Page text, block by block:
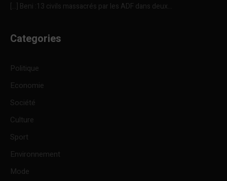
[…] Beni :13 civils massacrés par les ADF dans deux...
Categories
Politique
Economie
Société
Culture
Sport
Environnement
Mode